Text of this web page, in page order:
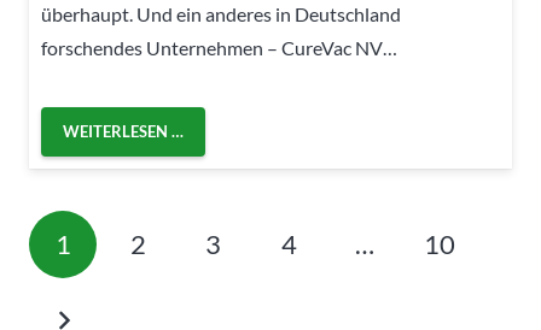
überhaupt. Und ein anderes in Deutschland
forschendes Unternehmen – CureVac NV…
WEITERLESEN …
1 2 3 4 … 10